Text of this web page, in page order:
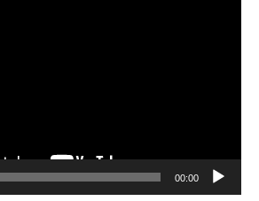
00:00